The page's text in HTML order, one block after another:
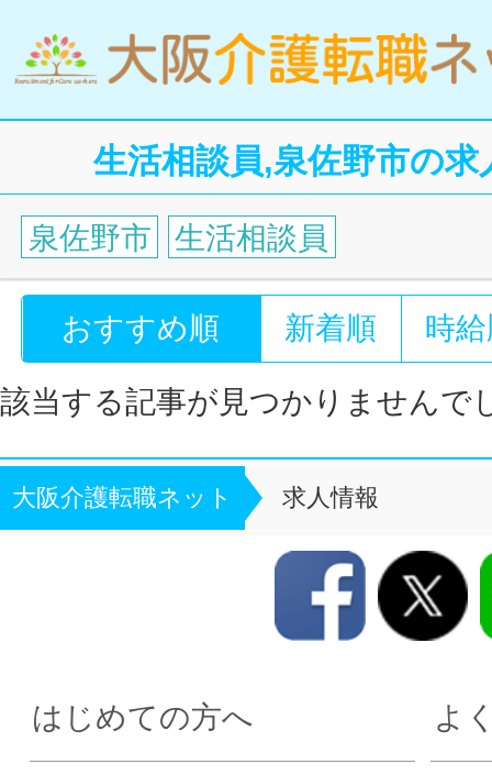
生活相談員,泉佐野市の
泉佐野市 生活相談員
おすすめ順 新着順 時
該当する記事が見つかりませんで
大阪介護転職ネット 求人情報
はじめての方へ よ